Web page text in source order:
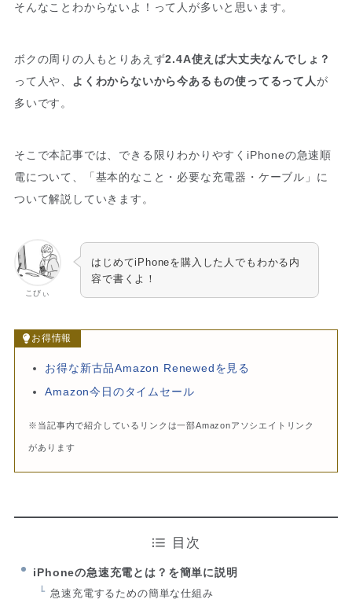
そんなことわからないよ！って人が多いと思います。
ボクの周りの人もとりあえず2.4A使えば大丈夫なんでしょ？
って人や、
よくわからないから今あるもの使ってるって人が
多いです。
そこで本記事では、できる限りわかりやすくiPhoneの急速順
電について、「基本的なこと・必要な充電器・ケーブル」に
ついて解説していきます。
こびぃ
はじめてiPhoneを購入した人でもわかる内
容で書くよ！
お得情報
お得な新古品Amazon Renewedを見る
Amazon今日のタイムセール
※当記事内で紹介しているリンクは一部Amazonアソシエイトリンク
があります
目次
iPhoneの急速充電とは？を簡単に説明
急速充電するための簡単な仕組み